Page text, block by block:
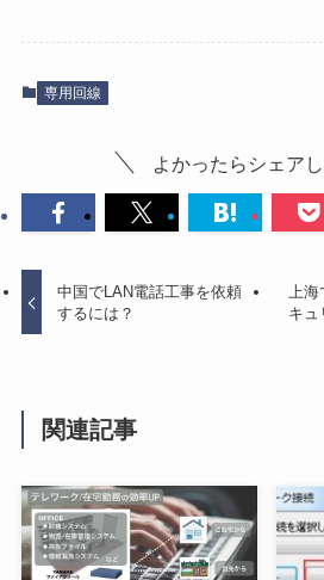
専用回線
よかったらシェアし
中国でLAN電話工事を依頼
するには？
上
キュ
関連記事